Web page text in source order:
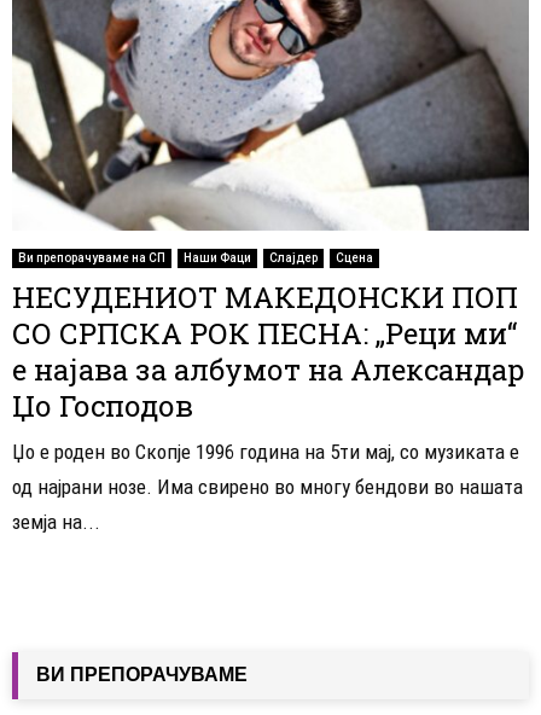
Ви препорачуваме на СП Наши Фаци Слајдер Сцена
НЕСУДЕНИОТ МАКЕДОНСКИ ПОП
СО СРПСКА РОК ПЕСНА: „Реци ми“
е најава за албумот на Александар
Џо Господов
Џо е роден во Скопје 1996 година на 5ти мај, со музиката е
од најрани нозе. Има свирено во многу бендови во нашата
земја на...
ВИ ПРЕПОРАЧУВАМЕ